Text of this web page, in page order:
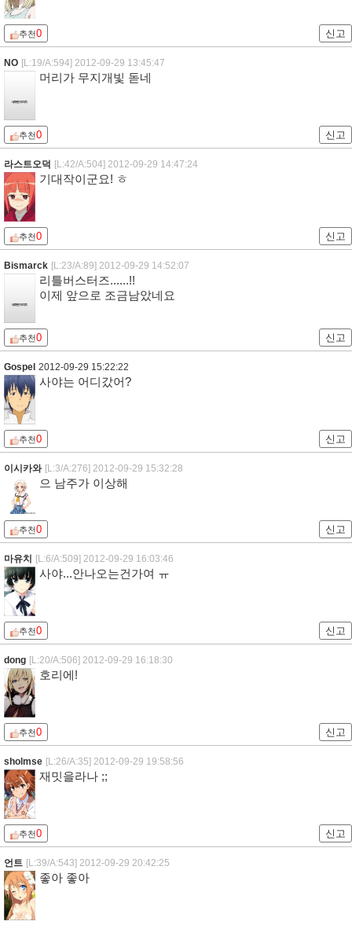
추천0 신고
NO [L:19/A:594] 2012-09-29 13:45:47
머리가 무지개빛 돋네
추천0 신고
라스트오덕 [L:42/A:504] 2012-09-29 14:47:24
기대작이군요! ㅎ
추천0 신고
Bismarck [L:23/A:89] 2012-09-29 14:52:07
리틀버스터즈......!!
이제 앞으로 조금남았네요
추천0 신고
Gospel 2012-09-29 15:22:22
사야는 어디갔어?
추천0 신고
이시카와 [L:3/A:276] 2012-09-29 15:32:28
으 남주가 이상해
추천0 신고
마유치 [L:6/A:509] 2012-09-29 16:03:46
사야...안나오는건가여 ㅠ
추천0 신고
dong [L:20/A:506] 2012-09-29 16:18:30
호리에!
추천0 신고
sholmse [L:26/A:35] 2012-09-29 19:58:56
재밋을라나 ;;
추천0 신고
언트 [L:39/A:543] 2012-09-29 20:42:25
좋아 좋아